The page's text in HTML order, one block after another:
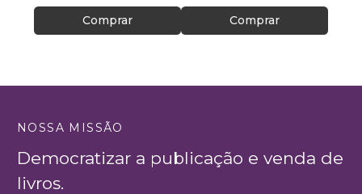
Comprar Comprar
NOSSA MISSÃO
Democratizar a publicação e venda de
livros.